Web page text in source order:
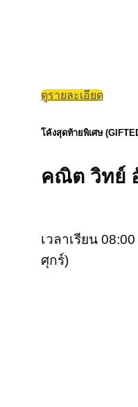
ดูรายละเอียด
โค้งสุดท้ายพิเศษ
คณิต วิทย์
เวลาเรียน
ศุกร์)